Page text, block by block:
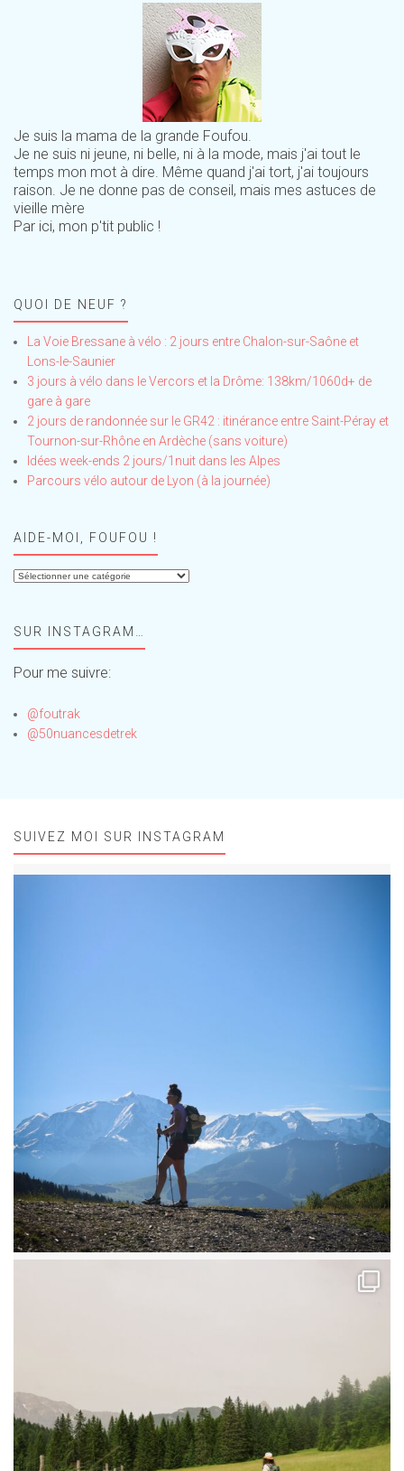
Je suis la mama de la grande Foufou.
Je ne suis ni jeune, ni belle, ni à la mode, mais j'ai tout le
temps mon mot à dire. Même quand j'ai tort, j'ai toujours
raison. Je ne donne pas de conseil, mais mes astuces de
vieille mère
Par ici, mon p'tit public !
QUOI DE NEUF ?
La Voie Bressane à vélo : 2 jours entre Chalon-sur-Saône et
Lons-le-Saunier
3 jours à vélo dans le Vercors et la Drôme: 138km/1060d+ de
gare à gare
2 jours de randonnée sur le GR42 : itinérance entre Saint-Péray et
Tournon-sur-Rhône en Ardèche (sans voiture)
Idées week-ends 2 jours/1nuit dans les Alpes
Parcours vélo autour de Lyon (à la journée)
AIDE-MOI, FOUFOU !
Aide-
!SUR INSTAGRAM…
Pour me suivre:
@foutrak
@50nuancesdetrek
SUIVEZ MOI SUR INSTAGRAM